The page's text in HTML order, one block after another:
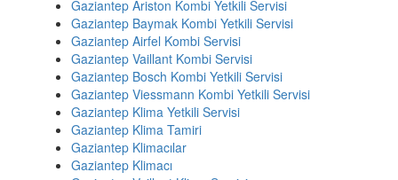
Gaziantep Ariston Kombi Yetkili Servisi
Gaziantep Baymak Kombi Yetkili Servisi
Gaziantep Airfel Kombi Servisi
Gaziantep Vaillant Kombi Servisi
Gaziantep Bosch Kombi Yetkili Servisi
Gaziantep Viessmann Kombi Yetkili Servisi
Gaziantep Klima Yetkili Servisi
Gaziantep Klima Tamiri
Gaziantep Klimacılar
Gaziantep Klimacı